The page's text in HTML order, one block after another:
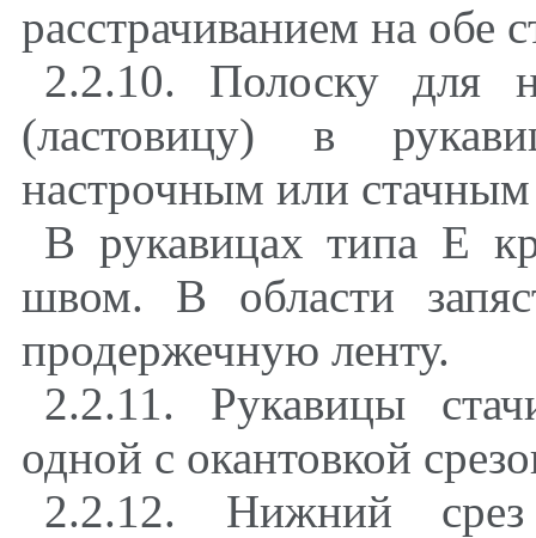
расстрачиванием на обе
2.2.10. Полоску для
(ластовицу) в
настрочным или
В рукавицах типа Е
швом. В области
продержечную ленту.
2.2.11. Рукавицы
одной с окантовкой
2.2.12. Нижний